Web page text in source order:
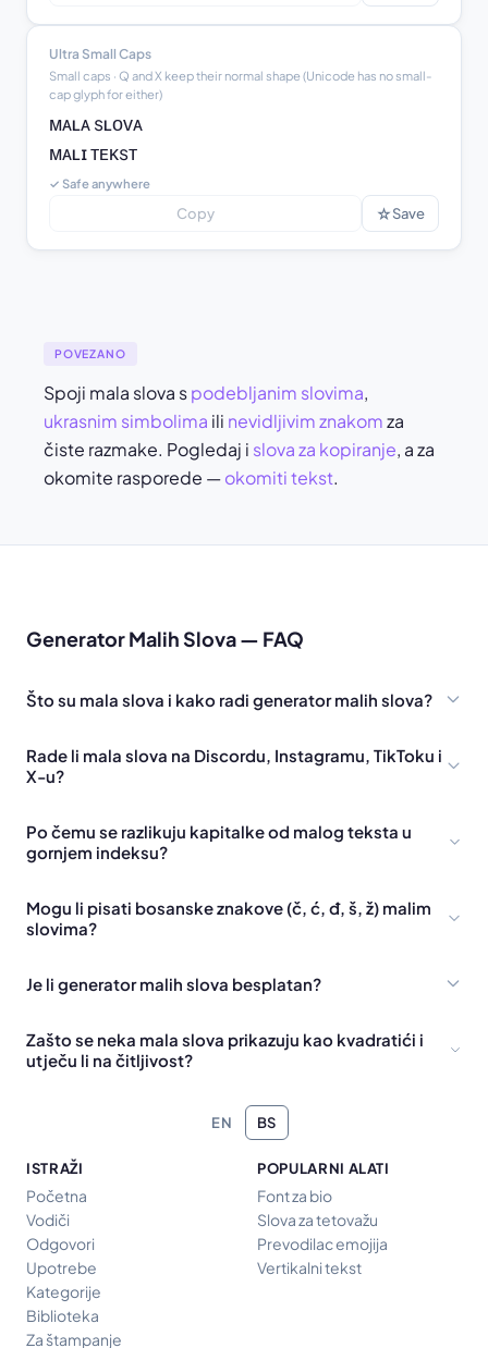
Ultra Small Caps
Small caps · Q and X keep their normal shape (Unicode has no small-
cap glyph for either)
ᴍᴀʟᴀ sʟᴏᴠᴀ
ᴍᴀʟɪ ᴛᴇᴋsᴛ
✓ Safe anywhere
Copy ☆Save
POVEZANO
Spoji mala slova spodebljanim slovima,
ukrasnim simbolima ili nevidljivim znakomza
čiste razmake. Pogledaj i slova za kopiranje, a za
okomite rasporede —okomiti tekst.
Generator Malih Slova — FAQ
Što su mala slova i kako radi generator malih slova?
Rade li mala slova na Discordu, Instagramu, TikToku i
X-u?
Po čemu se razlikuju kapitalke od malog teksta u
gornjem indeksu?
Mogu li pisati bosanske znakove (č, ć, đ, š, ž) malim
slovima?
Je li generator malih slova besplatan?
Zašto se neka mala slova prikazuju kao kvadratići i
utječu li na čitljivost?
EN BS
ISTRAŽI
Početna
Vodiči
Odgovori
Upotrebe
Kategorije
Biblioteka
Za štampanje
POPULARNI ALATI
Font za bio
Slova za tetovažu
Prevodilac emojija
Vertikalni tekst